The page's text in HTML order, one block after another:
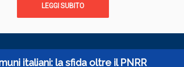
LEGGI SUBITO
italiani: la sfida oltre il PNRR